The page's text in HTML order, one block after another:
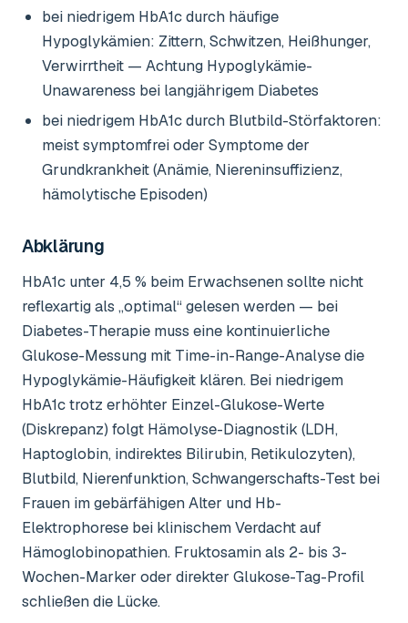
bei niedrigem HbA1c durch häufige
Hypoglykämien: Zittern, Schwitzen, Heißhunger,
Verwirrtheit — Achtung Hypoglykämie-
Unawareness bei langjährigem Diabetes
bei niedrigem HbA1c durch Blutbild-Störfaktoren:
meist symptomfrei oder Symptome der
Grundkrankheit (Anämie, Niereninsuffizienz,
hämolytische Episoden)
Abklärung
HbA1c unter 4,5 % beim Erwachsenen sollte nicht
reflexartig als „optimal“ gelesen werden — bei
Diabetes-Therapie muss eine kontinuierliche
Glukose-Messung mit Time-in-Range-Analyse die
Hypoglykämie-Häufigkeit klären. Bei niedrigem
HbA1c trotz erhöhter Einzel-Glukose-Werte
(Diskrepanz) folgt Hämolyse-Diagnostik (LDH,
Haptoglobin, indirektes Bilirubin, Retikulozyten),
Blutbild, Nierenfunktion, Schwangerschafts-Test bei
Frauen im gebärfähigen Alter und Hb-
Elektrophorese bei klinischem Verdacht auf
Hämoglobinopathien. Fruktosamin als 2- bis 3-
Wochen-Marker oder direkter Glukose-Tag-Profil
schließen die Lücke.